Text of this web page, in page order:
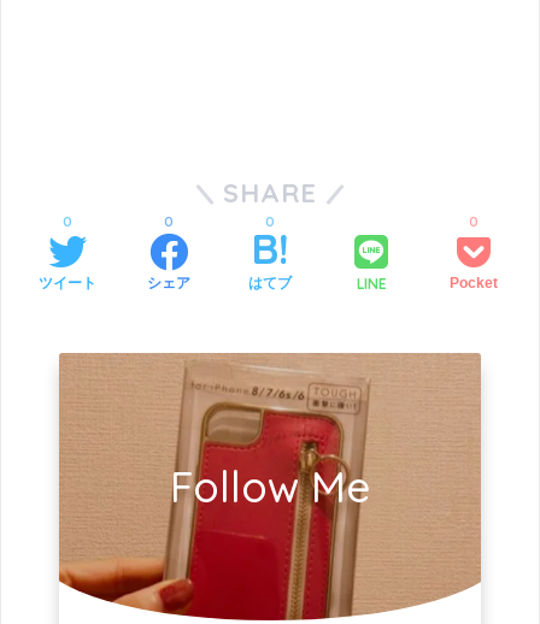
SHARE
ツイート
0
シェア
0
はてブ
0
LINE Pocket
0
Follow Me